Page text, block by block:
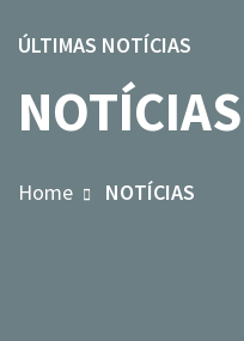
ÚLTIMAS NOTÍCIAS
NOTÍCIAS
Home NOTÍCIAS